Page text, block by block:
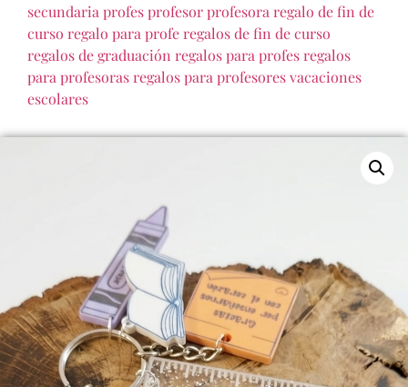
secundaria profesprofesorprofesora regalo de fin de
curso regalo para proferegalos de fin de curso
regalos de graduación regalos para profesregalos
para profesorasregalos para profesoresvacaciones
escolares